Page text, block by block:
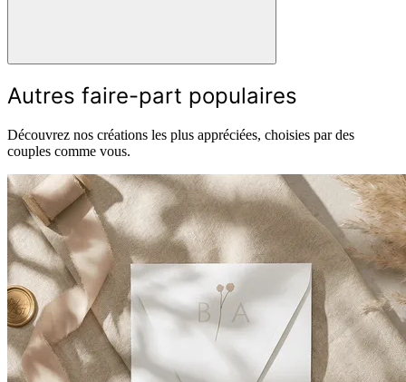
Autres faire-part populaires
Découvrez nos créations les plus appréciées, choisies par des
couples comme vous.